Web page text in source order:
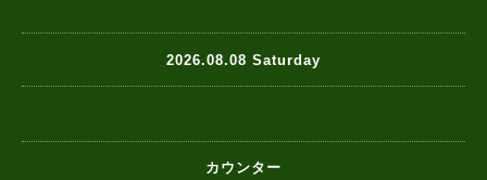
2026.08.08 Saturday
カウンター